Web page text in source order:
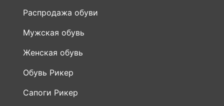
Распродажа обуви
Мужская обувь
Женская обувь
Обувь Рикер
Сапоги Рикер